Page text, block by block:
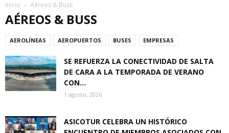
Inicio Aéreos & Buss
AÉREOS & BUSS
AEROLÍNEAS AEROPUERTOS BUSES EMPRESAS
SE REFUERZA LA CONECTIVIDAD DE SALTA
DE CARA A LA TEMPORADA DE VERANO
CON...
1 agosto, 2026
ASICOTUR CELEBRA UN HISTÓRICO